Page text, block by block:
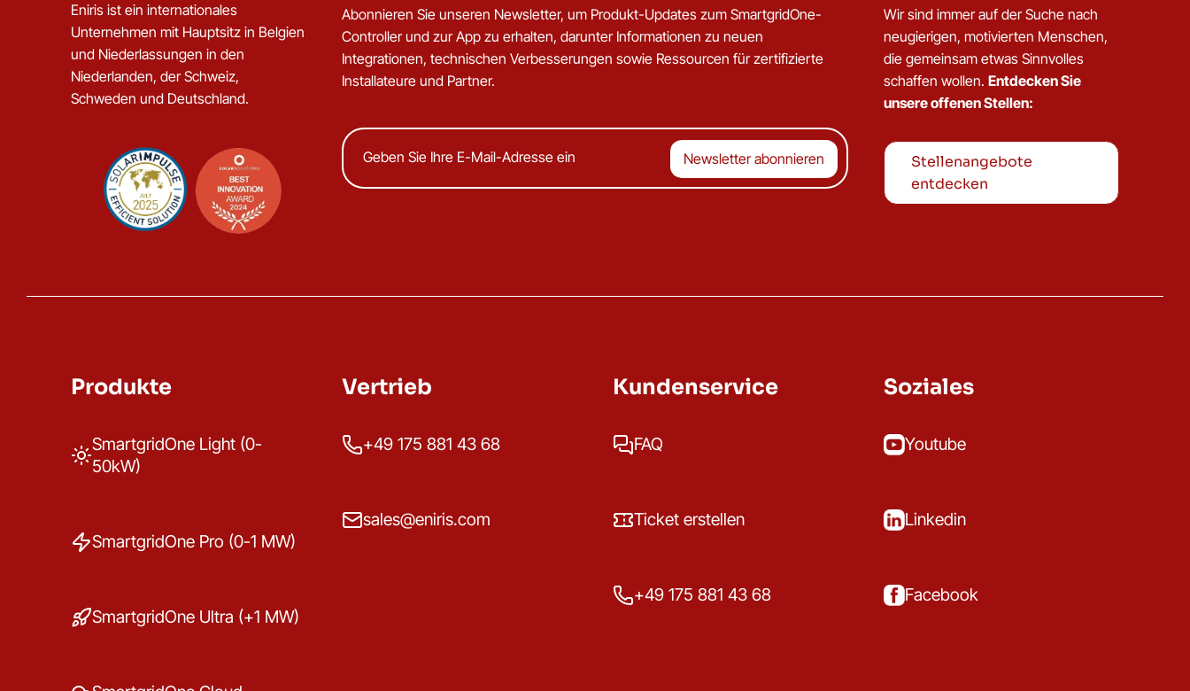
Eniris ist ein internationales
Unternehmen mit Hauptsitz in Belgien
und Niederlassungen in den
Niederlanden, der Schweiz,
Schweden und Deutschland.
Abonnieren Sie unseren Newsletter, um Produkt-Updates zum SmartgridOne-
Controller und zur App zu erhalten, darunter Informationen zu neuen
Integrationen, technischen Verbesserungen sowie Ressourcen für zertifizierte
Installateure und Partner.
Wir sind immer auf der Suche nach
neugierigen, motivierten Menschen,
die gemeinsam etwas Sinnvolles
schaffen wollen. Entdecken Sie
unsere offenen Stellen:
Stellenangebote
entdecken
Produkte
SmartgridOne Light (0-
50kW)
SmartgridOne Pro (0-1 MW)
SmartgridOne Ultra (+1 MW)
Vertrieb
+49 175 881 43 68
sales@eniris.com
Kundenservice
FAQ
Ticket erstellen
+49 175 881 43 68
Soziales
Youtube
Linkedin
Facebook